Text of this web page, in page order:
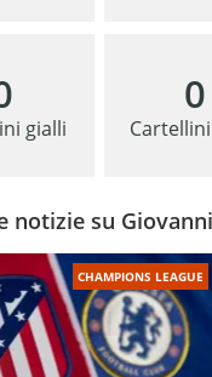
gialli
0
notizie su
CHAMPIONS LEAGUE